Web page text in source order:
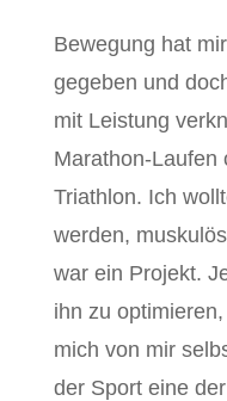
Bewegung hat
gegeben und
mit Leistung
Marathon-Laufen
Triathlon. Ich
werden,
war ein Projekt.
ihn zu
mich von mir
der Sport eine